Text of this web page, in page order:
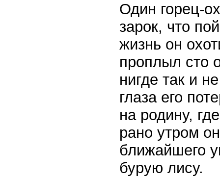
Один горец-
зарок, что
жизнь он
проплыл сто
нигде так и
глаза его
на родину,
рано утром
ближайшего
бурую лису.